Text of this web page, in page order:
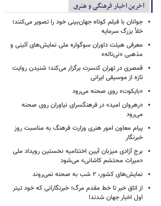
آخرین اخبار فرهنگی و هنری
جوانان با فیلم کوتاه جهان‌بینی خود را تصویر می‌کنند؛
خلأ بزرگ سرمایه
معرفی هیئت داوران سوگواره ملی نمایش‌های آئینی و
مذهبی «نی‌ناله»
قمصری در تهران کنسرت برگزار می‌کند؛ شنیدن روایت
تازه از موسیقی ایرانی
«بایکوت» روی صحنه می‌رود
«رهروان امید» در فرهنگسرای نیاوران روی صحنه
می‌رود
پیام معاون امور هنری وزارت فرهنگ به مناسبت روز
خبرنگار
برج آزادی میزبان آیین اختتامیه نخستین رویداد ملی
«میراث محتشم کاشانی» می‌شود
نمایش‌های کشور، ٢ شب به صحنه نمی‌روند
از اتاق خبر تا خط مقدم مرگ؛ خبرنگارانی که خود تیتر
اول اخبار جهان شدند!